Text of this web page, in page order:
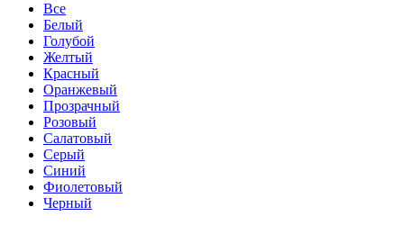
Все
Белый
Голубой
Желтый
Красный
Оранжевый
Прозрачный
Розовый
Салатовый
Серый
Синий
Фиолетовый
Черный